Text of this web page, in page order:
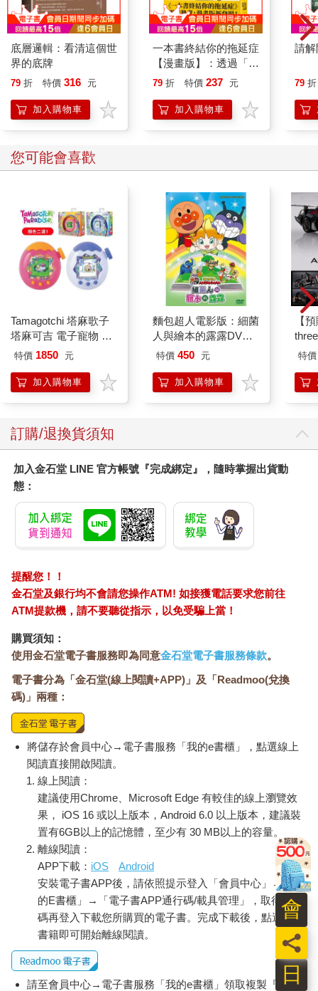
底層邏輯：看清這個世
界的底牌
79 折 特價 316 元
加入購物車
一本書終結你的拖延症
【漫畫版】：透過「小
行動」打開大腦的行動
「行動派」的37個科
學方法
79 折 特價 237 元
加入購物車
請解
79 折
您可能會喜歡
Tamagotchi 塔麻歌子
塔麻可吉 電子寵物 樂
園系列（熱帶橙果／極
特價 1850 元
加入購物車
麵包超人電影版：細菌
人與繪本的露露DVD-
平裝版
特價 450 元
加入購物車
【
VA
特價
訂購/退換貨須知
加入金石堂 LINE 官方帳號『完成綁定』，隨時掌握出貨動
態：
提醒您！！
金石堂及銀行均不會請您操作ATM! 如接獲電話要求您前往
ATM提款機，請不要聽從指示，以免受騙上當！
購買須知：
使用金石堂電子書服務即為同意金石堂電子書服務條款。
電子書分為「金石堂(線上閱讀+APP)」及「Readmoo(兌換
碼)」兩種：
將儲存於會員中心→電子書服務「我的e書櫃」，點選線上
閱讀直接開啟閱讀。
線上閱讀：
建議使用Chrome、Microsoft Edge 有較佳的線上瀏覽效
果， iOS 16 或以上版本，Android 6.0 以上版本，建議裝
置有6GB以上的記憶體，至少有 30 MB以上的容量。
離線閱讀：
APP下載： iOS
Android
安裝電子書APP後，請依照提示登入「會員中心」→「我
的E書櫃」→「電子書APP通行碼/載具管理」，取得通行
碼再登入下載您所購買的電子書。完成下載後，點選任一
書籍即可開始離線閱讀。
請至會員中心→電子書服務「我的e書櫃」領取複製『兌換
日
員
會